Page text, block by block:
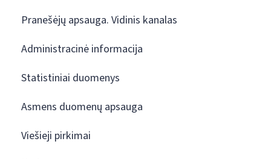
Pranešėjų apsauga. Vidinis kanalas
Administracinė informacija
Statistiniai duomenys
Asmens duomenų apsauga
Viešieji pirkimai